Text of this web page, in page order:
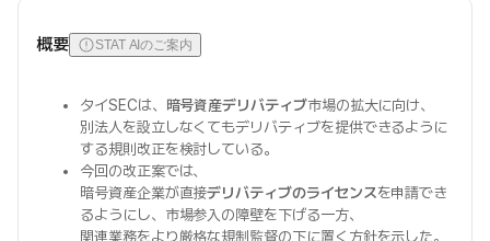
概要 STAT AIのご案内
タイSECは、 暗号資産デリバティブ市場の拡大に向け、
別法人を設立しなくてもデリバティブを提供できるように
する規則改正を検討している。
今回の改正案では、
暗号資産企業が直接デリバティブのライセンスを申請でき
るようにし、市場参入の障壁を下げる一方、
関連業務をより厳格な規制監督の下に置く方針を示した。